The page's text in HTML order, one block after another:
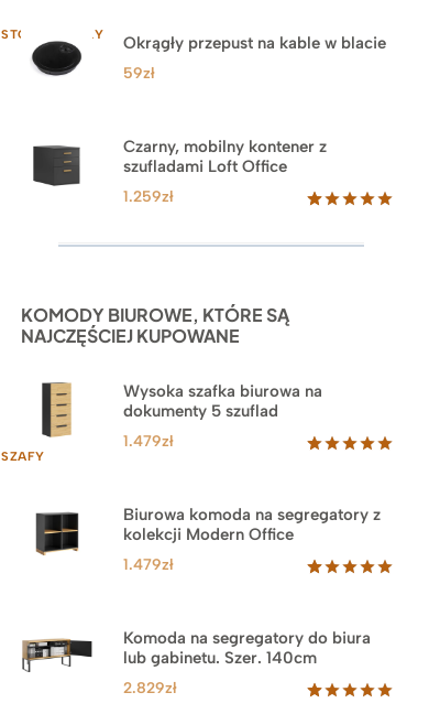
STOŁY
STOŁY
SZAFY
na
podstawie
Okrągły przepust na kable w blacie
59zł
Czarny, mobilny kontener z
szufladami Loft Office
5.00na 5
1.259zł
KOMODY BIUROWE, KTÓRE SĄ
NAJCZĘŚCIEJ KUPOWANE
Wysoka szafka biurowa na
dokumenty 5 szuflad
podstawie
klienta
1.479zł
Biurowa komoda na segregatory z
kolekcji Modern Office
na
podstawie
ocen
klientów
1.479zł
Komoda na segregatory do biura
lub gabinetu. Szer. 140cm
2.829zł